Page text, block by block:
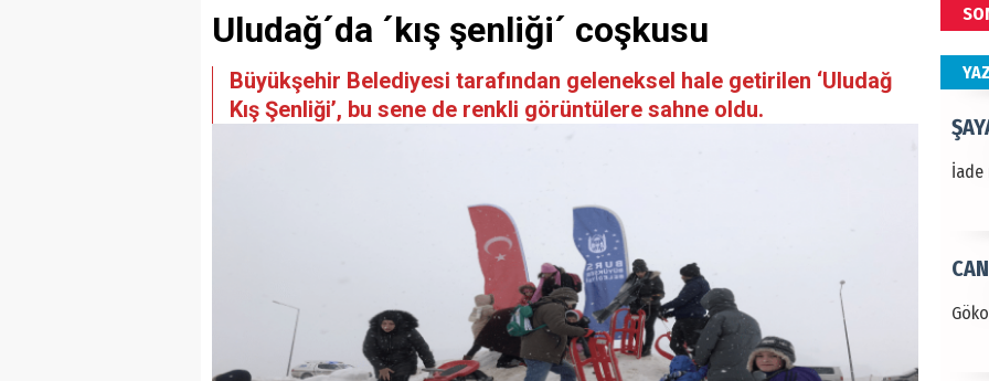
Uludağ´da ´kış şenliği´ coşkusu
Büyükşehir Belediyesi tarafından geleneksel hale getirilen ‘Uludağ
Kış Şenliği’, bu sene de renkli görüntülere sahne oldu.
Bu
İade